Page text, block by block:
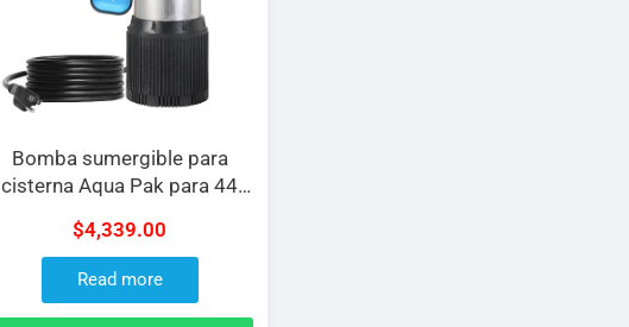
Bomba sumergible para
cisterna Aqua Pak para 44
$4,339.00
Read more